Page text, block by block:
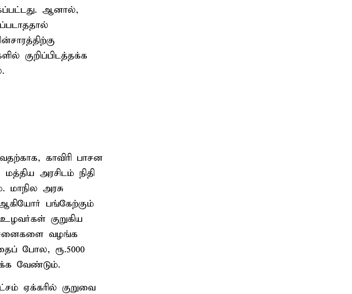
ஆனால்,
குறிப்பிடத்தக்க
காவிரி பாசன
அரசிடம் நிதி
அரசு
பங்கேற்கும்
குறுகிய
வழங்க
போல, ரூ.5000
வேண்டும்.
ஏக்கரில் குறுவை